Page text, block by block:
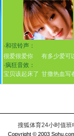
·和弦铃声：
很爱很爱你
有多少爱可
·疯狂音效：
宝贝该起床了 甘撒热血写
搜狐体育24小时值
Copyright © 2003